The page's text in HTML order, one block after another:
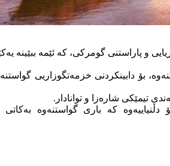
و پاراستنی گومرکی، کە ئێمە ببێینە
بۆ دابینکردنی خزمەتگوزاریی
تیمێکی شارەزا و توانادار.
دڵنیاییەوە کە باری گواستنەوە بەکاتی